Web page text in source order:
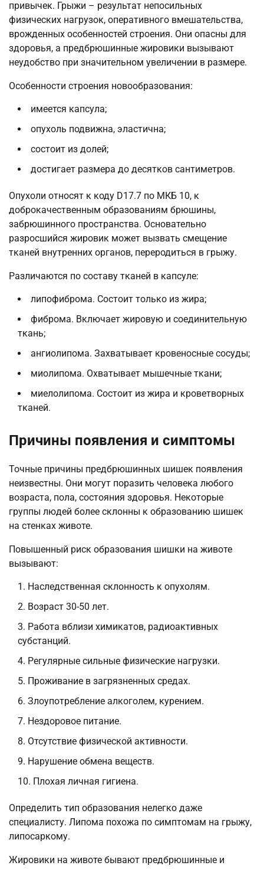
привычек. Грыжи – результат непосильных
физических нагрузок, оперативного вмешательства,
врожденных особенностей строения. Они опасны для
здоровья, а предбрюшинные жировики вызывают
неудобство при значительном увеличении в размере.
Особенности строения новообразования:
имеется капсула;
опухоль подвижна, эластична;
состоит из долей;
достигает размера до десятков сантиметров.
Опухоли относят к коду D17.7 по МКБ 10, к
доброкачественным образованиям брюшины,
забрюшинного пространства. Основательно
разросшийся жировик может вызвать смещение
тканей внутренних органов, переродиться в грыжу.
Различаются по составу тканей в капсуле:
липофиброма. Состоит только из жира;
фиброма. Включает жировую и соединительную
ткань;
ангиолипома. Захватывает кровеносные сосуды;
миолипома. Охватывает мышечные ткани;
миелолипома. Состоит из жира и кроветворных
тканей.
Причины появления и симптомы
Точные причины предбрюшинных шишек появления
неизвестны. Они могут поразить человека любого
возраста, пола, состояния здоровья. Некоторые
группы людей более склонны к образованию шишек
на стенках животе.
Повышенный риск образования шишки на животе
вызывают:
Наследственная склонность к опухолям.
Возраст 30-50 лет.
Работа вблизи химикатов, радиоактивных
субстанций.
Регулярные сильные физические нагрузки.
Проживание в загрязненных средах.
Злоупотребление алкоголем, курением.
Нездоровое питание.
Отсутствие физической активности.
Нарушение обмена веществ.
Плохая личная гигиена.
Определить тип образования нелегко даже
специалисту. Липома похожа по симптомам на грыжу,
липосаркому.
Жировики на животе бывают предбрюшинные и